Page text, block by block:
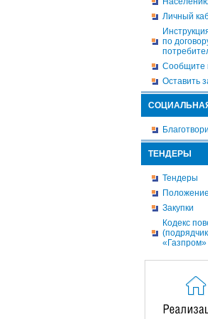
Личный
по
Сообщите
Оставить
ТЕНДЕРЫ
Тендеры
Закупки
Кодекс